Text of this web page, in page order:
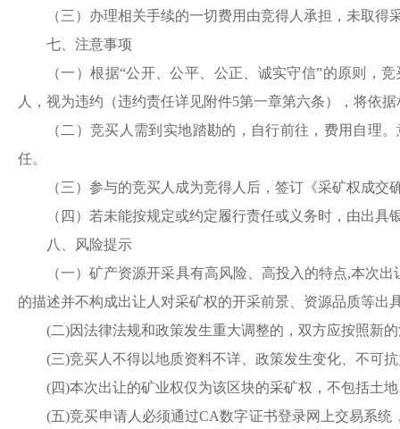
（三）办理相关手续的一切费用由竞得人承担，未取
七、注意事项
（一）根据“公开、公平、公正、诚实守信”的原则，
人，视为违约（违约责任详见附件5第一章第六条），将依
（二）竞买人需到实地踏勘的，自行前往，费用自理。
任。
（三）参与的竞买人成为竞得人后，签订《采矿权成交
（四）若未能按规定或约定履行责任或义务时，由出
八、风险提示
（一）矿产资源开采具有高风险、高投入的特点,本次出
的描述并不构成出让人对采矿权的开采前景、资源品质等出
(二)因法律法规和政策发生重大调整的，双方应按照新
(三)竞买人不得以地质资料不详、政策发生变化、不可
(四)本次出让的矿业权仅为该区块的采矿权，不包括土
(五)竞买申请人必须通过CA数字证书登录网上交易系